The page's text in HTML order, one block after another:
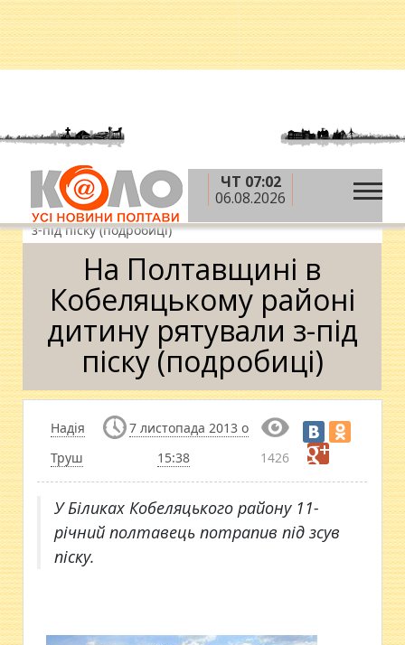
ЧТ 07:02
06.08.2026
Головна » Новини » Ситуація »На
Полтавщині в Кобеляцькому районі дитину рятували
з-під піску (подробиці)
На Полтавщині в
Кобеляцькому районі
дитину рятували з-під
піску (подробиці)
Надія
Труш
7 листопада 2013 о
15:38
1426
У Біликах Кобеляцького району 11-
річний полтавець потрапив під зсув
піску.